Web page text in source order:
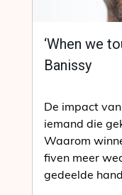
‘When we
Banissy
De impact
iemand die
Waarom
fiven meer
gedeelde